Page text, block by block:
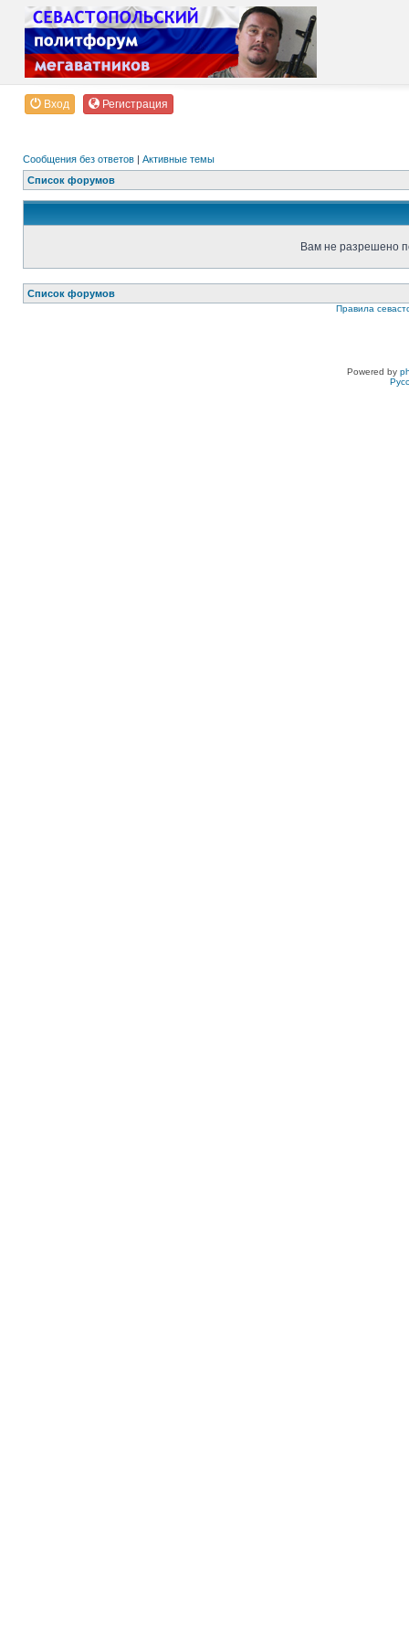
Вход Регистрация
Сообщения без ответов | Активные темы
Список форумов
Вам не разрешено
Список форумов
Правила
Powered by